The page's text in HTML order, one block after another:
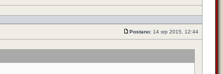
Postano: 14 srp 2015, 12:44